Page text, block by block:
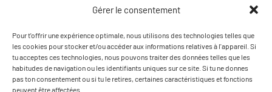
Gérer le consentement
Pour t'offrir une expérience optimale, nous utilisons des technologies telles que
les cookies pour stocker et/ou accéder aux informations relatives à l'appareil. Si
tu acceptes ces technologies, nous pouvons traiter des données telles que les
habitudes de navigation ou les identifiants uniques sur ce site. Si tu ne donnes
pas ton consentement ou si tu le retires, certaines caractéristiques et fonctions
peuvent être affectées.
ISO 13485:2016
Système de gestion de la qualité certifié ISO 13485:2016